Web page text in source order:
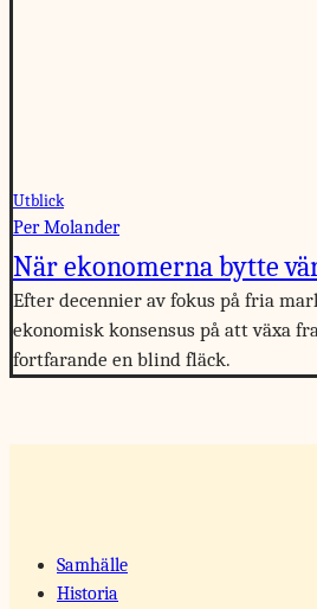
Utblick
Per Molander
När ekonomerna bytte
Efter decennier av fokus på fria
ekonomisk konsensus på att växa
fortfarande en blind fläck.
Samhälle
Historia